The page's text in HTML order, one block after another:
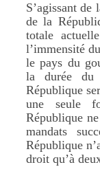
S’agissant de
de la
totale
l’immensité
le pays du
la durée du
République
une seule
République
mandats
République
droit qu’à